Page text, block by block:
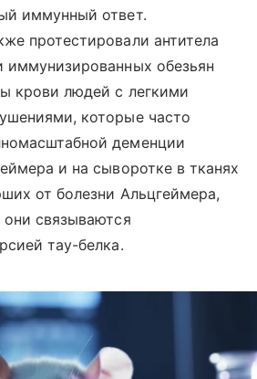
иммунный ответ.
протестировали антитела
иммунизированных обезьян
крови людей с легкими
которые часто
деменции
и на сыворотке в тканях
от болезни Альцгеймера,
связываются
тау-белка.